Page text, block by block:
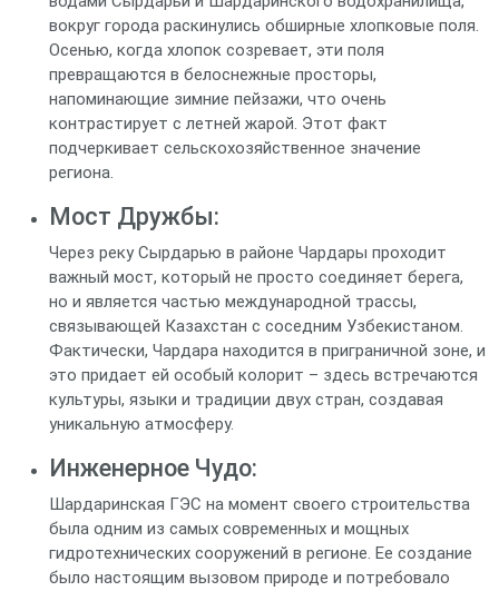
вокруг города раскинулись обширные хлопковые поля.
Осенью, когда хлопок созревает, эти поля
превращаются в белоснежные просторы,
напоминающие зимние пейзажи, что очень
контрастирует с летней жарой. Этот факт
подчеркивает сельскохозяйственное значение
региона.
Мост Дружбы:
Через реку Сырдарью в районе Чардары проходит
важный мост, который не просто соединяет берега,
но и является частью международной трассы,
связывающей Казахстан с соседним Узбекистаном.
Фактически, Чардара находится в приграничной зоне, и
это придает ей особый колорит – здесь встречаются
культуры, языки и традиции двух стран, создавая
уникальную атмосферу.
Инженерное Чудо:
Шардаринская ГЭС на момент своего строительства
была одним из самых современных и мощных
гидротехнических сооружений в регионе. Ее создание
было настоящим вызовом природе и потребовало